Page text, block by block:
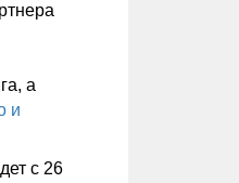
а
и
с 26